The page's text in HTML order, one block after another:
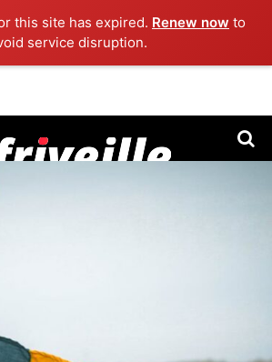
this site has expired. Renew now to
service disruption.